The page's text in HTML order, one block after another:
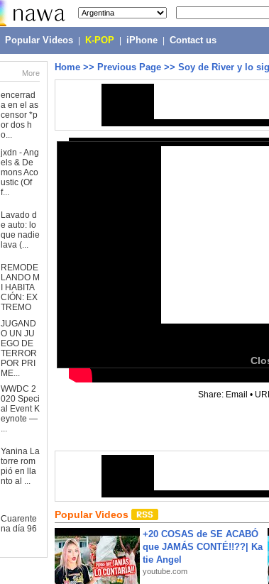
Popular Videos K-POP iPhone Contact us
More
encerrad
a en el as
censor *p
or dos h
o...
jxdn - Ang
els & De
mons Aco
ustic (Of
f...
Lavado d
e auto: lo
que nadie
lava (...
REMODE
LANDO M
I HABITA
CIÓN: EX
TREMO
JUGAND
O UN JU
EGO DE
TERROR
POR PRI
ME...
WWDC 2
020 Speci
al Event K
eynote —
...
Yanina La
torre rom
pió en lla
nto al ...
Cuarente
na día 96
Home >> Previous Page >> Soy de River y lo
Share: Email •
Popular Videos
+20 COSAS de SE ACABÓ
que JAMÁS CONTÉ!!??| Ka
tie Angel
youtube.com